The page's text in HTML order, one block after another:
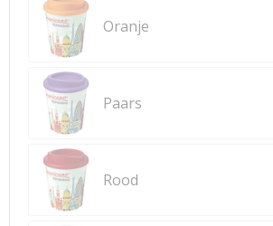
Oranje
Paars
Rood